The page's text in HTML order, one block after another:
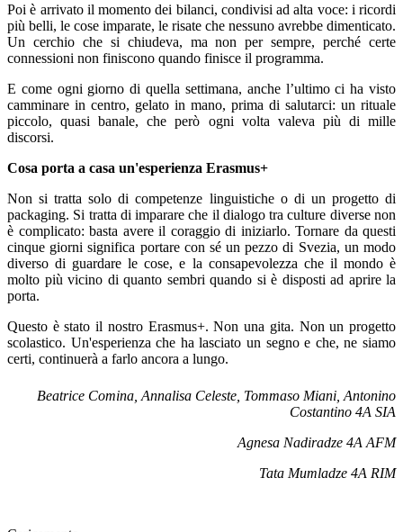
Poi è arrivato il momento dei bilanci, condivisi ad alta voce: i ricordi
più belli, le cose imparate, le risate che nessuno avrebbe dimenticato.
Un cerchio che si chiudeva, ma non per sempre, perché certe
connessioni non finiscono quando finisce il programma.
E come ogni giorno di quella settimana, anche l’ultimo ci ha visto
camminare in centro, gelato in mano, prima di salutarci: un rituale
piccolo, quasi banale, che però ogni volta valeva più di mille
discorsi.
Cosa porta a casa un'esperienza Erasmus+
Non si tratta solo di competenze linguistiche o di un progetto di
packaging. Si tratta di imparare che il dialogo tra culture diverse non
è complicato: basta avere il coraggio di iniziarlo. Tornare da questi
cinque giorni significa portare con sé un pezzo di Svezia, un modo
diverso di guardare le cose, e la consapevolezza che il mondo è
molto più vicino di quanto sembri quando si è disposti ad aprire la
porta.
Questo è stato il nostro Erasmus+. Non una gita. Non un progetto
scolastico. Un'esperienza che ha lasciato un segno e che, ne siamo
certi, continuerà a farlo ancora a lungo.
Beatrice Comina, Annalisa Celeste, Tommaso Miani, Antonino
Costantino 4A SIA
Agnesa Nadiradze 4A AFM
Tata Mumladze 4A RIM